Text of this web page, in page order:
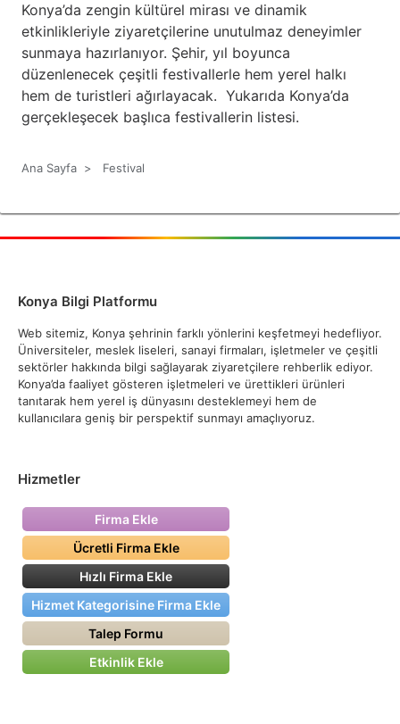
Konya’da zengin kültürel mirası ve dinamik
etkinlikleriyle ziyaretçilerine unutulmaz deneyimler
sunmaya hazırlanıyor. Şehir, yıl boyunca
düzenlenecek çeşitli festivallerle hem yerel halkı
hem de turistleri ağırlayacak. Yukarıda Konya’da
gerçekleşecek başlıca festivallerin listesi.
Ana Sayfa > Festival
Konya Bilgi Platformu
Web sitemiz, Konya şehrinin farklı yönlerini keşfetmeyi hedefliyor.
Üniversiteler, meslek liseleri, sanayi firmaları, işletmeler ve çeşitli
sektörler hakkında bilgi sağlayarak ziyaretçilere rehberlik ediyor.
Konya’da faaliyet gösteren işletmeleri ve ürettikleri ürünleri
tanıtarak hem yerel iş dünyasını desteklemeyi hem de
kullanıcılara geniş bir perspektif sunmayı amaçlıyoruz.
Hizmetler
Firma Ekle
Ücretli Firma Ekle
Hızlı Firma Ekle
Hizmet Kategorisine Firma Ekle
Talep Formu
Etkinlik Ekle